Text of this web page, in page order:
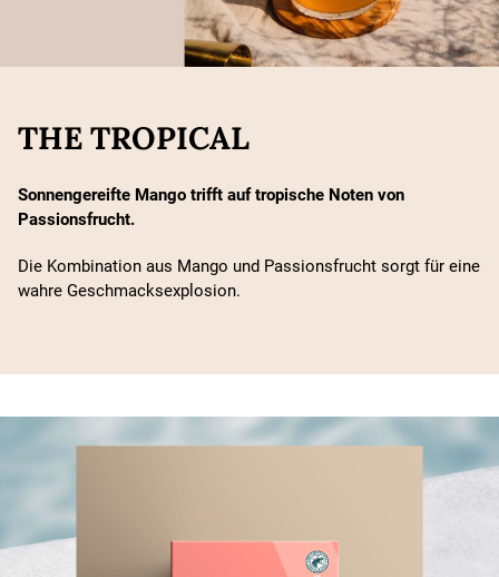
THE TROPICAL
Sonnengereifte Mango trifft auf tropische Noten von
Passionsfrucht.
Die Kombination aus Mango und Passionsfrucht sorgt für eine
wahre Geschmacksexplosion.